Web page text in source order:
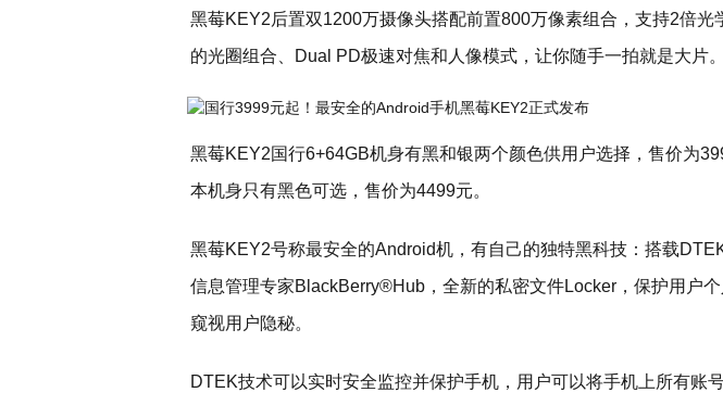
黑莓KEY2后置双1200万摄像头搭配前置800万像素组合，支持2倍光
的光圈组合、Dual PD极速对焦和人像模式，让你随手一拍就是大片。
黑莓KEY2国行6+64GB机身有黑和银两个颜色供用户选择，售价为
本机身只有黑色可选，售价为4499元。
黑莓KEY2号称最安全的Android机，有自己的独特黑科技：搭载
信息管理专家BlackBerry®Hub，全新的私密文件Locker，保护用户
窥视用户隐秘。
DTEK技术可以实时安全监控并保护手机，用户可以将手机上所有账